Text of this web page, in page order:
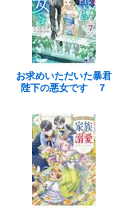
お求めいただいた暴君
陛下の悪女です ７